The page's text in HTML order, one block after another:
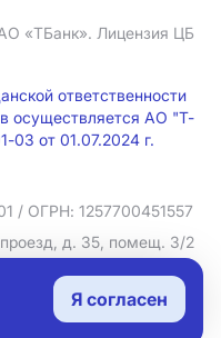
«ТБанк». Лицензия ЦБ
ответственности
осуществляется АО "Т-
03 от 01.07.2024 г.
/ ОГРН: 1257700451557
д. 35, помещ. 3/2
данных
Я согласен